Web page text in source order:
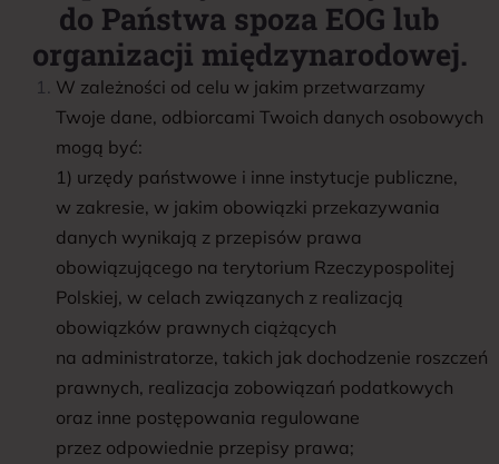
do Państwa spoza EOG lub
organizacji międzynarodowej.
W zależności od celu w jakim przetwarzamy
Twoje dane, odbiorcami Twoich danych osobowych
mogą być:
1) urzędy państwowe i inne instytucje publiczne,
w zakresie, w jakim obowiązki przekazywania
danych wynikają z przepisów prawa
obowiązującego na terytorium Rzeczypospolitej
Polskiej, w celach związanych z realizacją
obowiązków prawnych ciążących
na administratorze, takich jak dochodzenie roszczeń
prawnych, realizacja zobowiązań podatkowych
oraz inne postępowania regulowane
przez odpowiednie przepisy prawa;